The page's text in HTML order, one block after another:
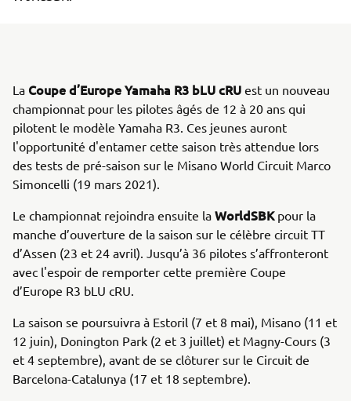
La Coupe d’Europe Yamaha R3 bLU cRU est un nouveau
championnat pour les pilotes âgés de 12 à 20 ans qui
pilotent le modèle Yamaha R3. Ces jeunes auront
l'opportunité d'entamer cette saison très attendue lors
des tests de pré-saison sur le Misano World Circuit Marco
Simoncelli (19 mars 2021).
Le championnat rejoindra ensuite la WorldSBKpour la
manche d’ouverture de la saison sur le célèbre circuit TT
d’Assen (23 et 24 avril). Jusqu’à 36 pilotes s’affronteront
avec l'espoir de remporter cette première Coupe
d’Europe R3 bLU cRU.
La saison se poursuivra à Estoril (7 et 8 mai), Misano (11 et
12 juin), Donington Park (2 et 3 juillet) et Magny-Cours (3
et 4 septembre), avant de se clôturer sur le Circuit de
Barcelona-Catalunya (17 et 18 septembre).